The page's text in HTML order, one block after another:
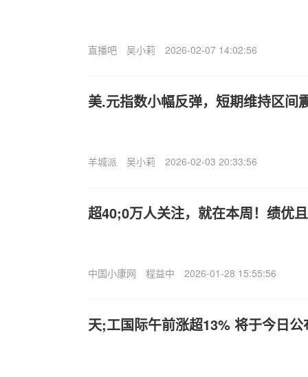
直播吧 吴小莉 2026-02-07 14:02:56
美.元指数小幅反弹，短期维持区间
羊城派 吴小莉 2026-02-03 20:33:56
超40;0万人关注，就在本周！绩优
中国小康网 程益中 2026-01-28 15:55:56
天;工国际午前涨超13% 将于今日公